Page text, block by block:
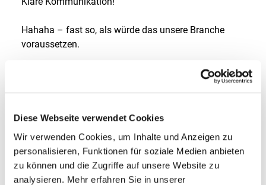
Diese Webseite verwendet Cookies
Wir verwenden Cookies, um Inhalte und Anzeigen zu
personalisieren, Funktionen für soziale Medien anbieten
zu können und die Zugriffe auf unsere Website zu
analysieren. Mehr erfahren Sie in unserer
Hahaha – fast so, als würde das unsere Branche
voraussetzen.
Aber im Ernst, ohne die gehasste Excel-Tabelle, Tools
noch und nöcher, klare Gespräche und Briefings ist
aufgeschmissen. Es gibt jeden Tag aufs Neue ein
man kann es immer noch besser machen. Aber
genau das macht auch den Reiz aus, ich lerne weiter
dazu, verbessere mich und meine Arbeit – bring it on!